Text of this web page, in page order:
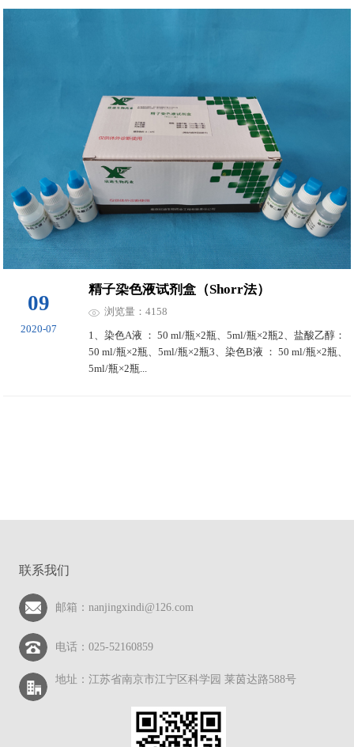
09
2020-07
精子染色液试剂盒（Shorr法）
浏览量：4158
1、染色A液 ： 50 ml/瓶×2瓶、5ml/瓶×2瓶2、盐酸乙醇：
50 ml/瓶×2瓶、5ml/瓶×2瓶3、染色B液 ： 50 ml/瓶×2瓶、
5ml/瓶×2瓶...
联系我们
邮箱：nanjingxindi@126.com
电话：025-52160859
地址：江苏省南京市江宁区科学园 莱茵达路588号